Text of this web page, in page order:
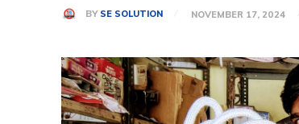
BY SE SOLUTION NOVEMBER 17, 2024